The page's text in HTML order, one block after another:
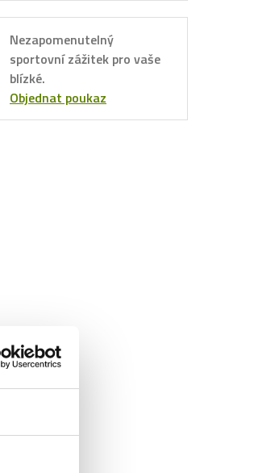
Nezapomenutelný
sportovní zážitek pro vaše
blízké.
Objednat poukaz